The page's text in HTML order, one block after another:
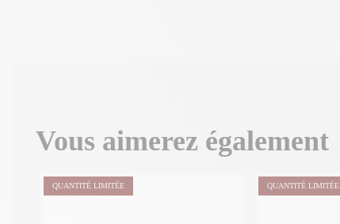
Vous aimerez également
QUANTITÉ LIMITÉE QUANTITÉ LIMITÉE